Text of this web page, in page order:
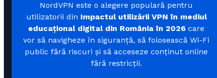
NordVPN este o alegere populară pentru
utilizatorii din Impactul utilizării VPN în mediul
educațional digital din România în 2026 care
vor să navigheze în siguranță, să folosească Wi-Fi
public fără riscuri și să acceseze conținut online
fără restricții.